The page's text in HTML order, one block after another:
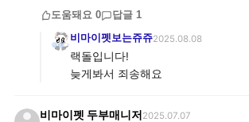
도움돼요 0 답글 1
비마이펫보는쥬쥬2025.08.08
랙돌입니다!
늦게봐서 죄송해요
비마이펫 두부매니저 2025.07.07